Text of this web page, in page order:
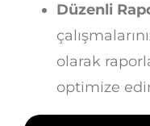
Düzenli
olarak
optimize